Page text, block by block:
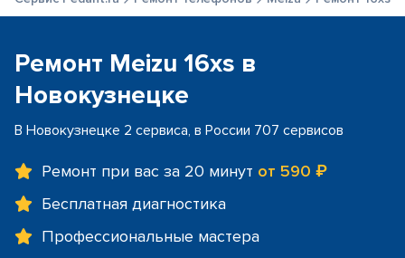
Ремонт Meizu 16xs в
Новокузнецке
В Новокузнецке 2 сервиса, в России 707 сервисов
Ремонт при вас за 20 минут от 590 ₽
Бесплатная диагностика
Профессиональные мастера